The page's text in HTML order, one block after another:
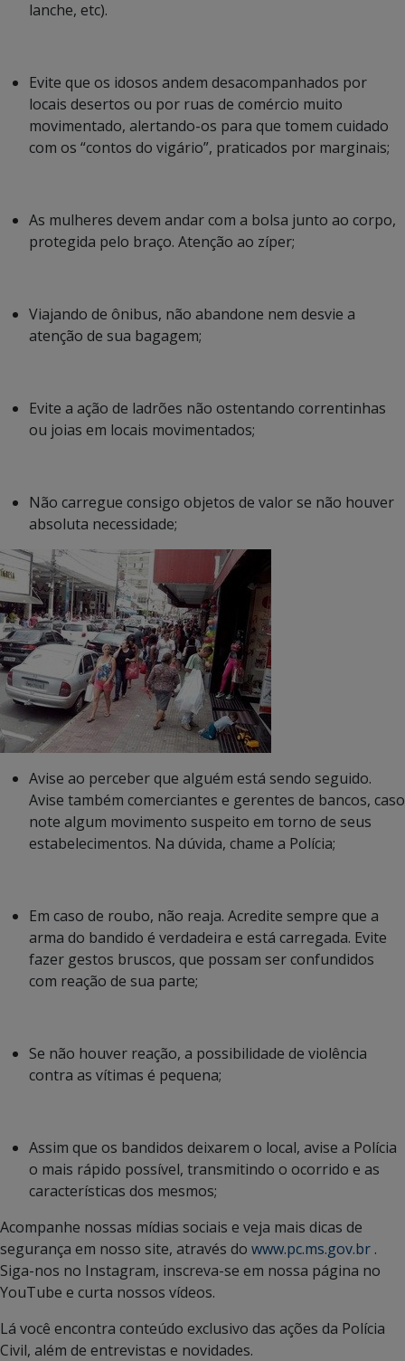
lanche, etc).
Evite que os idosos andem desacompanhados por
locais desertos ou por ruas de comércio muito
movimentado, alertando-os para que tomem cuidado
com os “contos do vigário”, praticados por marginais;
As mulheres devem andar com a bolsa junto ao corpo,
protegida pelo braço. Atenção ao zíper;
Viajando de ônibus, não abandone nem desvie a
atenção de sua bagagem;
Evite a ação de ladrões não ostentando correntinhas
ou joias em locais movimentados;
Não carregue consigo objetos de valor se não houver
absoluta necessidade;
Avise ao perceber que alguém está sendo seguido.
Avise também comerciantes e gerentes de bancos, caso
note algum movimento suspeito em torno de seus
estabelecimentos. Na dúvida, chame a Polícia;
Em caso de roubo, não reaja. Acredite sempre que a
arma do bandido é verdadeira e está carregada. Evite
fazer gestos bruscos, que possam ser confundidos
com reação de sua parte;
Se não houver reação, a possibilidade de violência
contra as vítimas é pequena;
Assim que os bandidos deixarem o local, avise a Polícia
o mais rápido possível, transmitindo o ocorrido e as
características dos mesmos;
Acompanhe nossas mídias sociais e veja mais dicas de
segurança em nosso site, através do www.pc.ms.gov.br .
Siga-nos no Instagram, inscreva-se em nossa página no
YouTube e curta nossos vídeos.
Lá você encontra conteúdo exclusivo das ações da Polícia
Civil, além de entrevistas e novidades.